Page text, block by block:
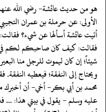
‏‏‏‏هو من حديث عائشة- رضي الله
‏‏‏‏الأولى: عن حرملة بن عمران
‏‏‏‏أتيت عائشة أسألها عن شيء؟
فقالت: كيف كان صاحبكم لكم في
شيئاً؛ إن كان ليموت للرجل منا
ويحتاج إلى النفقة؛ فيعطيه
‏‏‏‏محمد بن أبي بكر- أخي- أن أخبرك
عليه وسلم - يقول في بيتي هذا: ...